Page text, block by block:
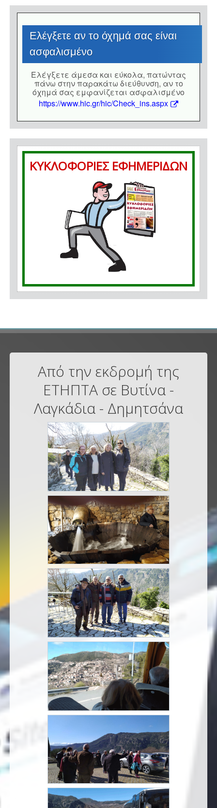
Eλέγξετε αν το όχημά σας είναι
ασφαλισμένο
Eλέγξετε άμεσα και εύκολα, πατώντας
πάνω στην παρακάτω διεύθυνση, αν το
όχημά σας εμφανίζεται ασφαλισμένο
https://www.hic.gr/hic/Check_ins.aspx
ΚΥΚΛΟΦΟΡΙΕΣ ΕΦΗΜΕΡΙΔΩΝ
Από την εκδρομή της
ΕΤΗΠΤΑ σε Βυτίνα -
Λαγκάδια - Δημητσάνα